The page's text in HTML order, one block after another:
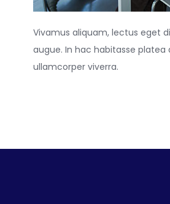
Vivamus aliquam, lectus eget
augue. In hac habitasse
ullamcorper viverra.